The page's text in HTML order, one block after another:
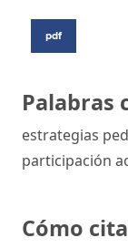
Palabras
estrategias
participación
Cómo
pdf